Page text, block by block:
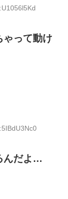
ゃって動け
んだよ…